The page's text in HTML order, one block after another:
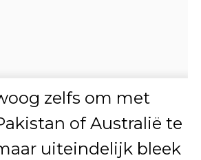
zelfs om met
of Australië te
uiteindelijk bleek